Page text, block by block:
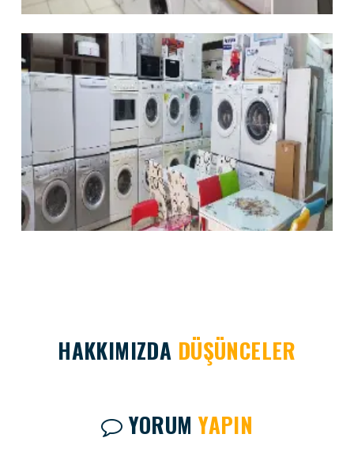
HAKKIMIZDA DÜŞÜNCELER
YORUMYAPIN